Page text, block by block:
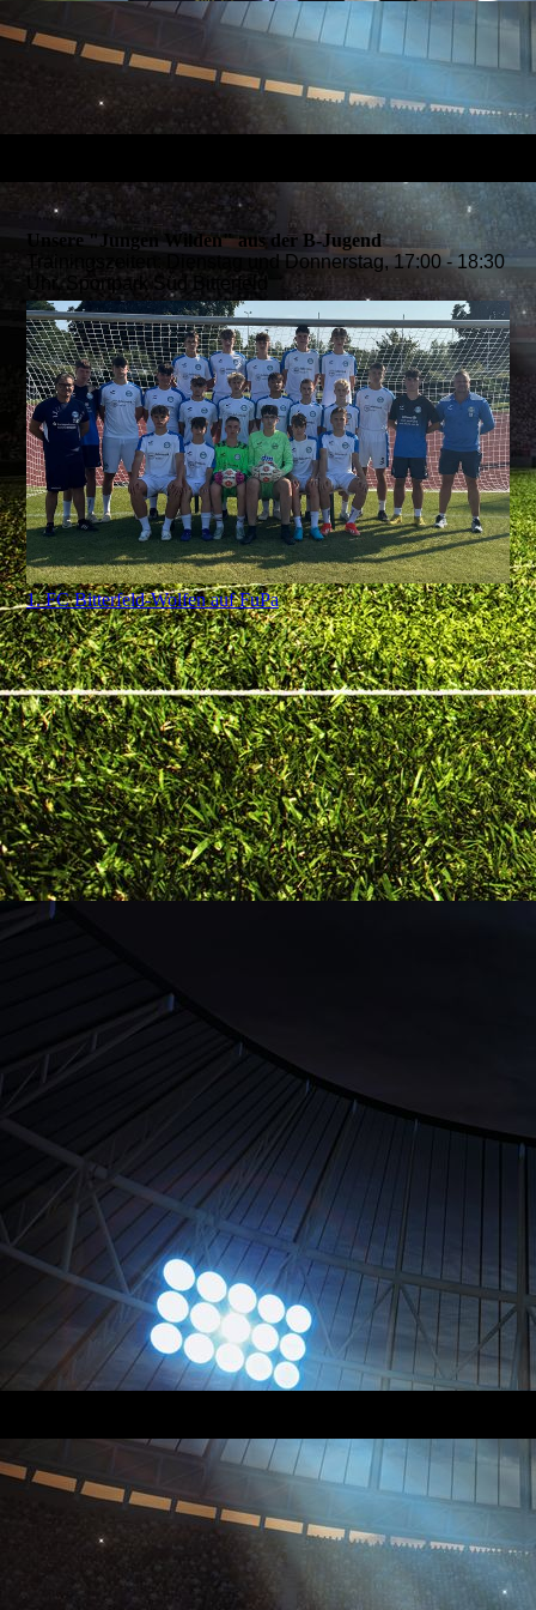
Unsere "Jungen Wilden" aus der B-Jugend
Trainingszeiten: Dienstag und Donnerstag, 17:00 - 18:30
Uhr, Sportpark Süd Bitterfeld